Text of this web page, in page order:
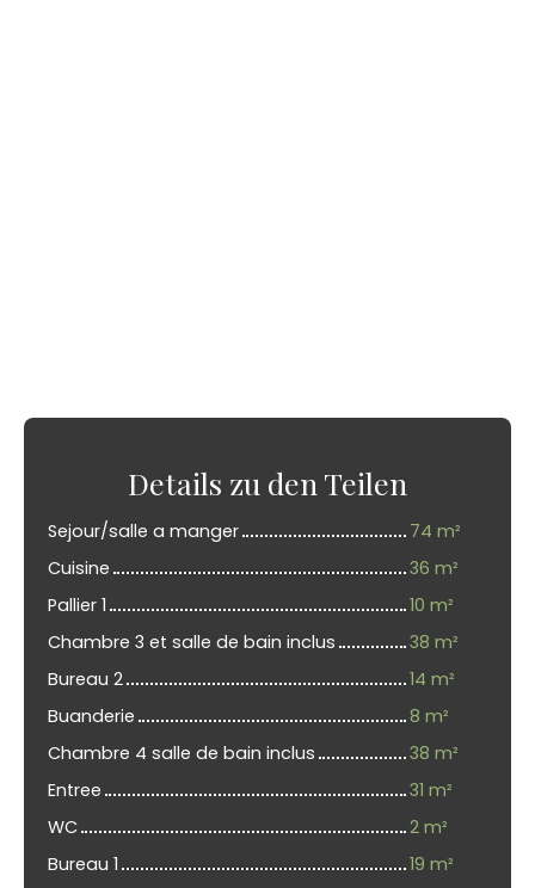
Details zu den Teilen
Sejour/salle a manger
74 m²
Cuisine
36 m²
Pallier 1
10 m²
Chambre 3 et salle de bain inclus
38 m²
Bureau 2
14 m²
Buanderie
8 m²
Chambre 4 salle de bain inclus
38 m²
Entree
31 m²
WC
2 m²
Bureau 1
19 m²